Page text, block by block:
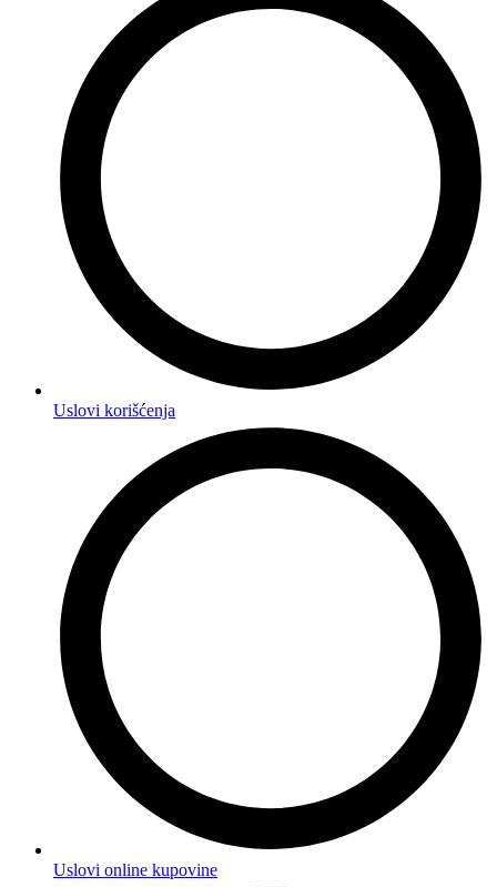
Uslovi korišćenja
Uslovi online kupovine